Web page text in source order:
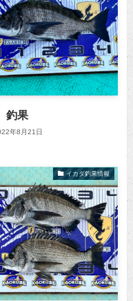
果
年8月21日
イカダ釣果情報